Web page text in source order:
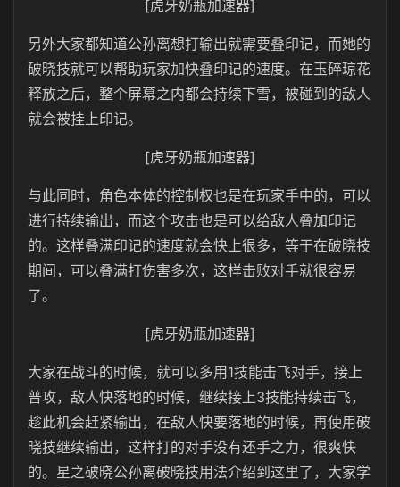
[虎牙奶瓶加速器]
另外大家都知道公孙离想打输出就需要叠印记，而她的
破晓技就可以帮助玩家加快叠印记的速度。在玉碎琼花
释放之后，整个屏幕之内都会持续下雪，被碰到的敌人
就会被挂上印记。
[虎牙奶瓶加速器]
与此同时，角色本体的控制权也是在玩家手中的，可以
进行持续输出，而这个攻击也是可以给敌人叠加印记
的。这样叠满印记的速度就会快上很多，等于在破晓技
期间，可以叠满打伤害多次，这样击败对手就很容易
了。
[虎牙奶瓶加速器]
大家在战斗的时候，就可以多用1技能击飞对手，接上
普攻，敌人快落地的时候，继续接上3技能持续击飞，
趁此机会赶紧输出，在敌人快要落地的时候，再使用破
晓技继续输出，这样打的对手没有还手之力，很爽快
的。星之破晓公孙离破晓技用法介绍到这里了，大家学